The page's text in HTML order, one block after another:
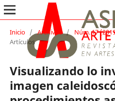
Inicio / Archivos / Núm. 17
Artículos
Visualizando lo
imagen